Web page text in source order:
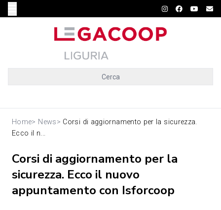
Cerca
Home> News> Corsi di aggiornamento per la sicurezza.
Ecco il n...
Corsi di aggiornamento per la
sicurezza. Ecco il nuovo
appuntamento con Isforcoop